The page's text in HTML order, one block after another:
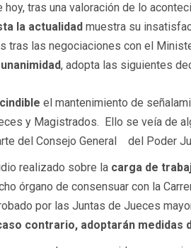
hoy, tras una valoración de lo
la actualidad muestra su
tras las negociaciones con el
, adopta las siguientes
el mantenimiento de
y Magistrados. Ello se veía de
del Consejo General del Poder
realizado sobre la carga de
órgano de consensuar con la
por las Juntas de Jueces
contrario, adoptarán medidas